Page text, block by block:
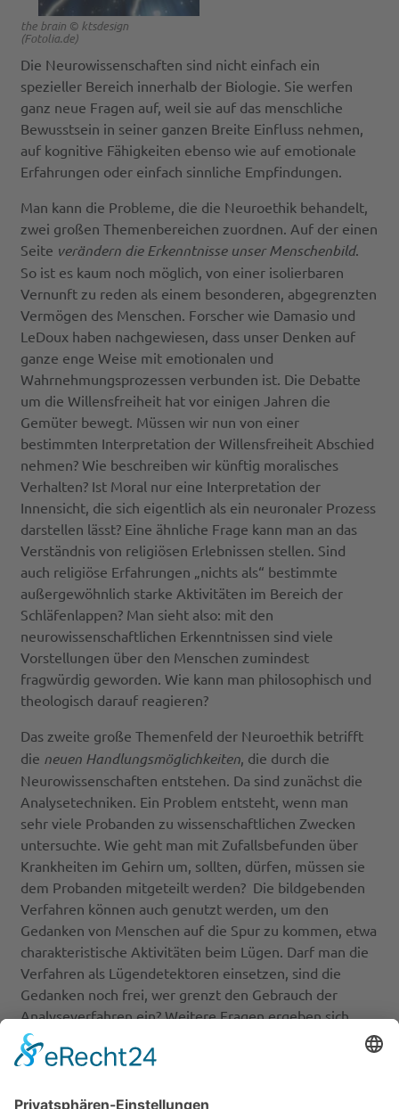
the brain © ktsdesign
(Fotolia.de)
Die Neurowissenschaften sind nicht einfach ein
spezieller Bereich innerhalb der Biologie. Sie werfen
ganz neue Fragen auf, weil sie auf das menschliche
Bewusstsein in seiner ganzen Breite Einfluss nehmen,
auf kognitive Fähigkeiten ebenso wie auf emotionale
Erfahrungen oder einfach sinnliche Empfindungen.
Man kann die Probleme, die die Neuroethik behandelt,
zwei großen Themenbereichen zuordnen. Auf der einen
Seite verändern die Erkenntnisse unser Menschenbild.
So ist es kaum noch möglich, von einer isolierbaren
Vernunft zu reden als einem besonderen, abgegrenzten
Vermögen des Menschen. Forscher wie Damasio und
LeDoux haben nachgewiesen, dass unser Denken auf
ganze enge Weise mit emotionalen und
Wahrnehmungsprozessen verbunden ist. Die Debatte
um die Willensfreiheit hat vor einigen Jahren die
Gemüter bewegt. Müssen wir nun von einer
bestimmten Interpretation der Willensfreiheit Abschied
nehmen? Wie beschreiben wir künftig moralisches
Verhalten? Ist Moral nur eine Interpretation der
Innensicht, die sich eigentlich als ein neuronaler Prozess
darstellen lässt? Eine ähnliche Frage kann man an das
Verständnis von religiösen Erlebnissen stellen. Sind
auch religiöse Erfahrungen „nichts als“ bestimmte
außergewöhnlich starke Aktivitäten im Bereich der
Schläfenlappen? Man sieht also: mit den
neurowissenschaftlichen Erkenntnissen sind viele
Vorstellungen über den Menschen zumindest
fragwürdig geworden. Wie kann man philosophisch und
theologisch darauf reagieren?
Das zweite große Themenfeld der Neuroethik betrifft
die neuen Handlungsmöglichkeiten, die durch die
Neurowissenschaften entstehen. Da sind zunächst die
Analysetechniken. Ein Problem entsteht, wenn man
sehr viele Probanden zu wissenschaftlichen Zwecken
untersuchte. Wie geht man mit Zufallsbefunden über
Krankheiten im Gehirn um, sollten, dürfen, müssen sie
dem Probanden mitgeteilt werden? Die bildgebenden
Verfahren können auch genutzt werden, um den
Gedanken von Menschen auf die Spur zu kommen, etwa
charakteristische Aktivitäten beim Lügen. Darf man die
Verfahren als Lügendetektoren einsetzen, sind die
Gedanken noch frei, wer grenzt den Gebrauch der
Analyseverfahren ein? Weitere Fragen ergeben sich
neue Möglichkeiten in der klinischen Medizin. Wenn
man mit invasiven Methoden in das Gehirn Patienten
Parkinson, schwere Depressionen), welche